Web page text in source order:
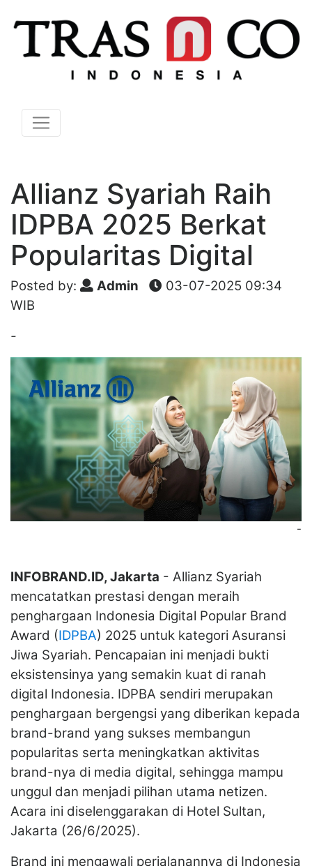
Allianz Syariah Raih
IDPBA 2025 Berkat
Popularitas Digital
Posted by: Admin
03-07-2025 09:34
WIB
-
-
INFOBRAND.ID, Jakarta - Allianz Syariah
mencatatkan prestasi dengan meraih
penghargaan Indonesia Digital Popular Brand
Award (IDPBA) 2025 untuk kategori Asuransi
Jiwa Syariah. Pencapaian ini menjadi bukti
eksistensinya yang semakin kuat di ranah
digital Indonesia. IDPBA sendiri merupakan
penghargaan bergengsi yang diberikan kepada
brand-brand yang sukses membangun
popularitas serta meningkatkan aktivitas
brand-nya di media digital, sehingga mampu
unggul dan menjadi pilihan utama netizen.
Acara ini diselenggarakan di Hotel Sultan,
Jakarta (26/6/2025).
Brand ini mengawali perjalanannya di Indonesia